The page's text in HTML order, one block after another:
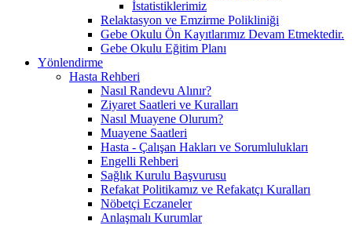
İstatistiklerimiz
Relaktasyon ve Emzirme Polikliniği
Gebe Okulu Ön Kayıtlarımız Devam Etmektedir.
Gebe Okulu Eğitim Planı
Yönlendirme
Hasta Rehberi
Nasıl Randevu Alınır?
Ziyaret Saatleri ve Kuralları
Nasıl Muayene Olurum?
Muayene Saatleri
Hasta - Çalışan Hakları ve Sorumlulukları
Engelli Rehberi
Sağlık Kurulu Başvurusu
Refakat Politikamız ve Refakatçı Kuralları
Nöbetçi Eczaneler
Anlaşmalı Kurumlar